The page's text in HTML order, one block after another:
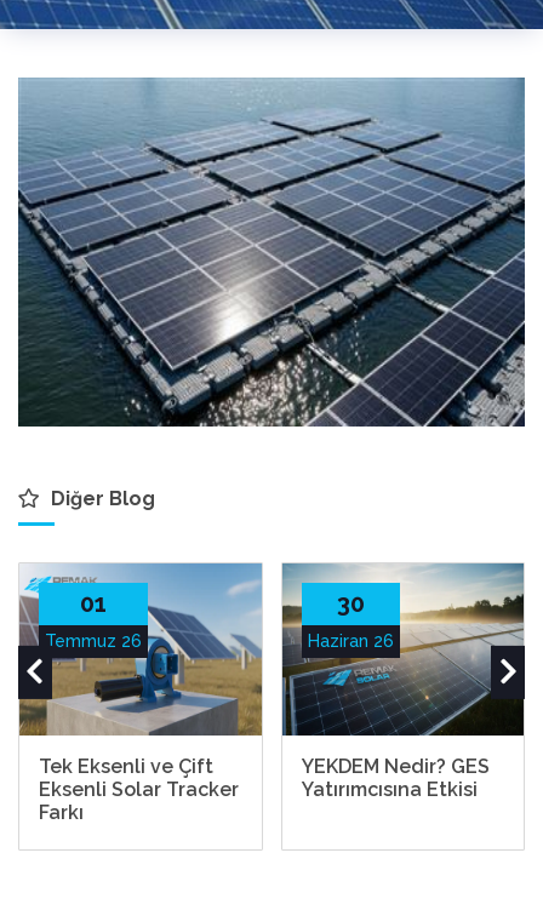
Diğer Blog
01
Temmuz 26
Tek Eksenli ve Çift
Eksenli Solar Tracker
Farkı
30
Haziran 26
YEKDEM Nedir? GES
Yatırımcısına Etkisi